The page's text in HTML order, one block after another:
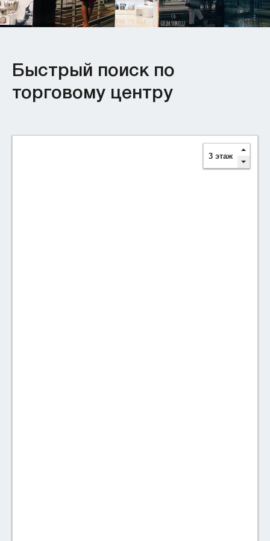
Быстрый поиск по
торговому центру